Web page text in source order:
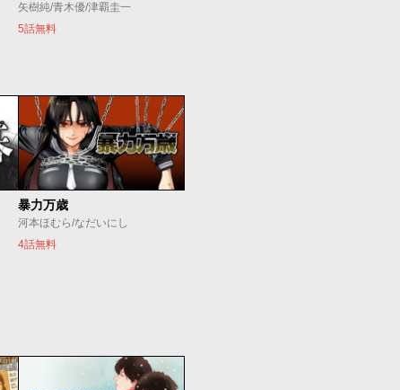
矢樹純/青木優/津覇圭一
5話無料
暴力万歳
河本ほむら/なだいにし
4話無料